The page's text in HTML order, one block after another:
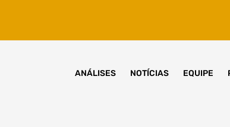
ANÁLISES NOTÍCIAS EQUIPE